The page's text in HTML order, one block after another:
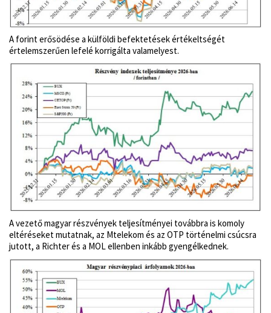
A forint erősödése a külföldi befektetések értékeltségét
értelemszerűen lefelé korrigálta valamelyest.
A vezető magyar részvények teljesítményei továbbra is komoly
eltéréseket mutatnak, az Mtelekom és az OTP történelmi csúcsra
jutott, a Richter és a MOL ellenben inkább gyengélkednek.